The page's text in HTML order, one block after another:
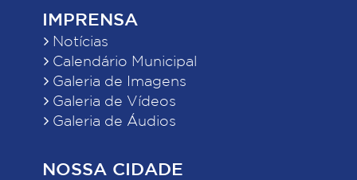
IMPRENSA
Notícias
Calendário Municipal
Galeria de Imagens
Galeria de Vídeos
Galeria de Áudios
NOSSA CIDADE